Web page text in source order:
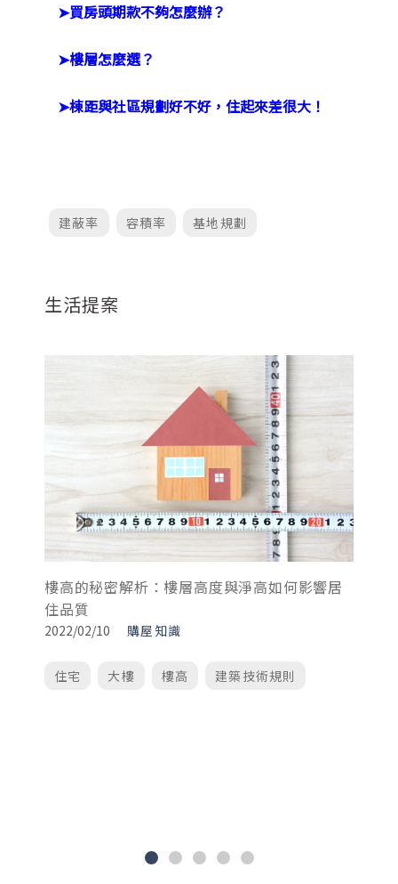
➤買房頭期款不夠怎麼辦？
➤樓層怎麼選？
➤棟距與社區規劃好不好，住起來差很大！
建蔽率 容積率 基地規劃
生活提案
樓高的秘密解析：樓層高度與淨高如何影響居
住品質
2022/02/10 購屋知識
住宅 大樓 樓高 建築技術規則